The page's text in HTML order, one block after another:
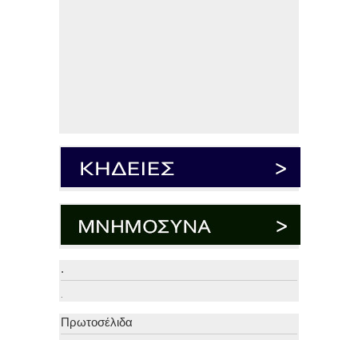
.
.
Πρωτοσέλιδα